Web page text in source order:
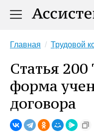
Главная Трудовой
Статья
форма
договора